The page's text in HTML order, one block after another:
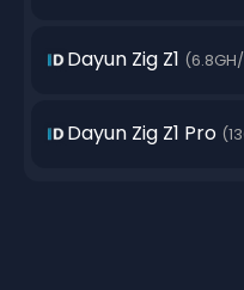
Dayun Zig Z1
Dayun Zig Z1 Pro